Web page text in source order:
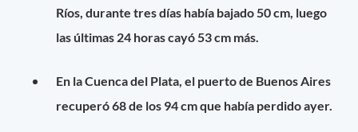
Ríos, durante tres días había bajado 50 cm, luego
las últimas 24 horas cayó 53 cm más.
En la Cuenca del Plata, el puerto de Buenos Aires
recuperó 68 de los 94 cm que había perdido ayer.